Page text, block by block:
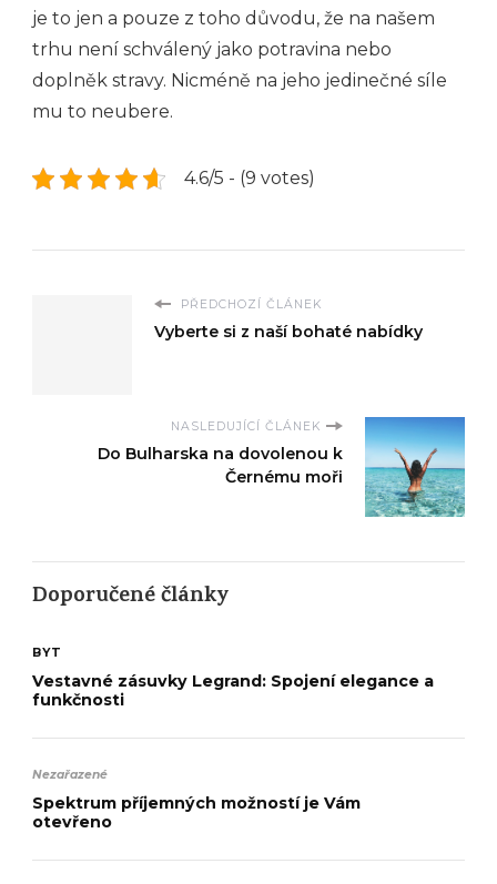
je to jen a pouze z toho důvodu, že na našem
trhu není schválený jako potravina nebo
doplněk stravy. Nicméně na jeho jedinečné síle
mu to neubere.
4.6/5 - (9 votes)
PŘEDCHOZÍ ČLÁNEK
Vyberte si z naší bohaté nabídky
NASLEDUJÍCÍ ČLÁNEK
Do Bulharska na dovolenou k
Černému moři
Doporučené články
BYT
Vestavné zásuvky Legrand: Spojení elegance a
funkčnosti
Nezařazené
Spektrum příjemných možností je Vám
otevřeno